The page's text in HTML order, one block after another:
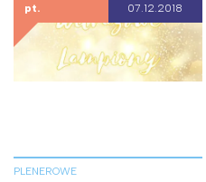
pt. 07.12.2018
PLENEROWE